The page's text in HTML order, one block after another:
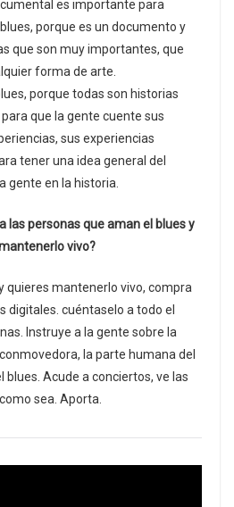
es importante para
porque es un documento y
que son muy importantes, que
forma de arte.
porque todas son historias
que la gente cuente sus
sus experiencias
tener una idea general del
gente en la historia.
las personas que aman el blues y
vivo?
quieres mantenerlo vivo, compra
digitales. cuéntaselo a todo el
Instruye a la gente sobre la
la parte humana del
blues. Acude a conciertos, ve las
sea. Aporta.